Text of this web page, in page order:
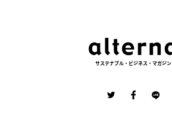
サステナブル・ビジネス・マガジン